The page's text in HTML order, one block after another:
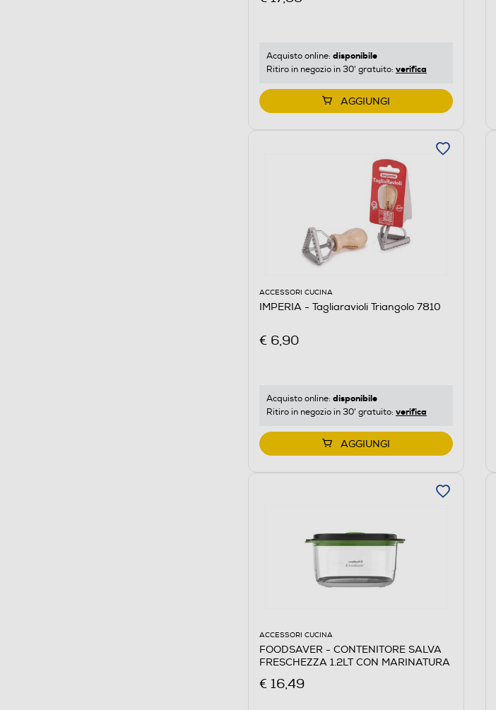
Acquisto online: disponibile
Ritiro in negozio in 30' gratuito: verifica
AGGIUNGI
ACCESSORI CUCINA
IMPERIA - Tagliaravioli Triangolo 7810
€ 6,90
Acquisto online: disponibile
Ritiro in negozio in 30' gratuito: verifica
AGGIUNGI
ACCESSORI CUCINA
FOODSAVER - CONTENITORE SALVA
FRESCHEZZA 1.2LT CON MARINATURA
€ 16,49